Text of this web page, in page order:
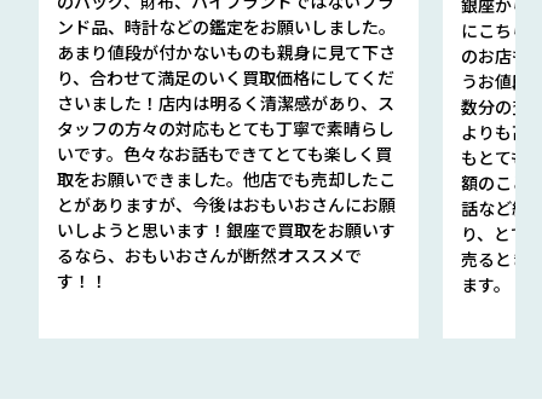
ンド品、時計などの鑑定をお願いしました。
あまり値段が付かないものも親身に見て下さ
り、合わせて満足のいく買取価格にしてくだ
さいました！店内は明るく清潔感があり、ス
タッフの方々の対応もとても丁寧で素晴らし
いです。色々なお話もできてとても楽しく買
取をお願いできました。他店でも売却したこ
とがありますが、今後はおもいおさんにお願
いしようと思います！銀座で買取をお願いす
るなら、おもいおさんが断然オススメで
す！！
にこちら
のお店も
うお値段
数分の査
よりも高
もとても
額のこと
話など細
り、とて
売るとき
ます。